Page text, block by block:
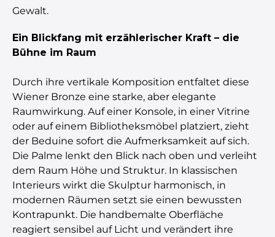
Gewalt.
Ein Blickfang mit erzählerischer Kraft – die
Bühne im Raum
Durch ihre vertikale Komposition entfaltet diese
Wiener Bronze eine starke, aber elegante
Raumwirkung. Auf einer Konsole, in einer Vitrine
oder auf einem Bibliotheksmöbel platziert, zieht
der Beduine sofort die Aufmerksamkeit auf sich.
Die Palme lenkt den Blick nach oben und verleiht
dem Raum Höhe und Struktur. In klassischen
Interieurs wirkt die Skulptur harmonisch, in
modernen Räumen setzt sie einen bewussten
Kontrapunkt. Die handbemalte Oberfläche
reagiert sensibel auf Licht und verändert ihre